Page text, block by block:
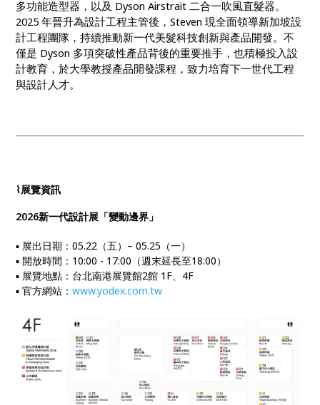
多功能造型器，以及 Dyson Airstrait 二合一吹風直髮器。
2025 年晉升為設計工程主管後，Steven 現全面領導新加坡設
計工程團隊，持續推動新一代美髮科技創新與產品開發。不
僅是 Dyson 多項突破性產品背後的重要推手，也積極投入設
計教育，於大學教授產品開發課程，致力培育下一世代工程
與設計人才。
⌇展覽資訊
2026新一代設計展「變動邊界」
▪ 展出日期：​05.22（五）– 05.25（一）
▪ 開放時間：10:00 - 17:00（週末延長至18:00）
▪ 展覽地點：台北南港展覽館2館 1F、4F
▪ 官方網站：www.yodex.com.tw